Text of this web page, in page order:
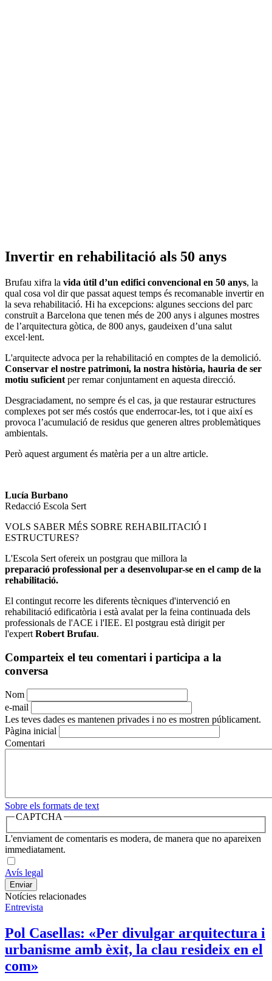
Invertir en rehabilitació als 50 anys
Brufau xifra la vida útil d’un edifici convencional en 50 anys, la
qual cosa vol dir que passat aquest temps és recomanable invertir en
la seva rehabilitació. Hi ha excepcions: algunes seccions del parc
construït a Barcelona que tenen més de 200 anys i algunes mostres
de l’arquitectura gòtica, de 800 anys, gaudeixen d’una salut
excel·lent.
L'arquitecte advoca per la rehabilitació en comptes de la demolició.
Conservar el nostre patrimoni, la nostra història, hauria de ser
motiu suficient per remar conjuntament en aquesta direcció.
Desgraciadament, no sempre és el cas, ja que restaurar estructures
complexes pot ser més costós que enderrocar-les, tot i que així es
provoca l’acumulació de residus que generen altres problemàtiques
ambientals.
Però aquest argument és matèria per a un altre article.
Lucía Burbano
Redacció Escola Sert
VOLS SABER MÉS SOBRE REHABILITACIÓ I
ESTRUCTURES?
L'Escola Sert ofereix un postgrau que millora la
preparació professional per a desenvolupar-se en el camp de la
rehabilitació.
El contingut recorre les diferents tècniques d'intervenció en
rehabilitació edificatòria i està avalat per la feina continuada dels
professionals de l'ACE i l'IEE. El postgrau està dirigit per
l'expert Robert Brufau.
Comparteix el teu comentari i participa a la
conversa
Nom
e-mail
Les teves dades es mantenen privades i no es mostren públicament.
Pàgina inicial
Comentari
Sobre els formats de text
CAPTCHA
L'enviament de comentaris es modera, de manera que no apareixen
immediatament.
Avís legal
Notícies relacionades
Entrevista
Pol Casellas: «Per divulgar arquitectura i
urbanisme amb èxit, la clau resideix en el
com»